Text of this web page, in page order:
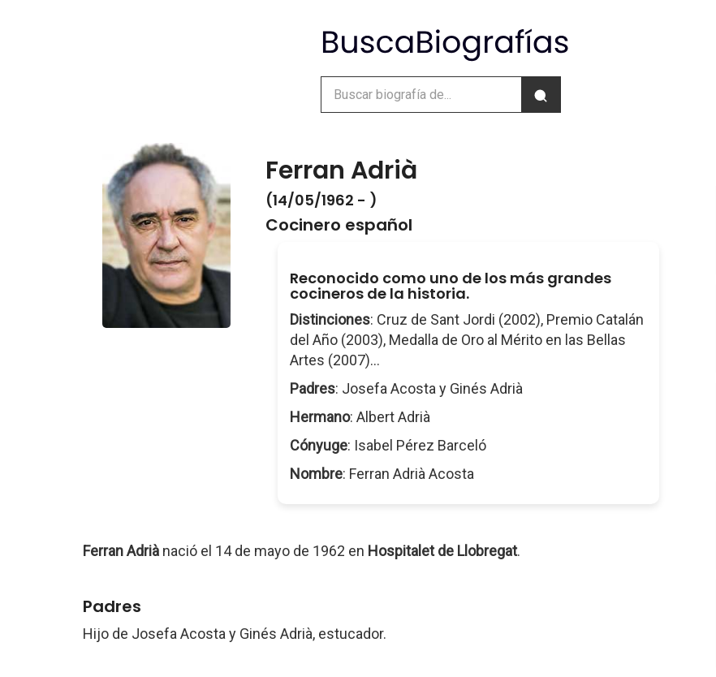
Ferran Adrià
(14/05/1962 - )
Cocinero español
Reconocido como uno de los más grandes
cocineros de la historia.
Distinciones: Cruz de Sant Jordi (2002), Premio Catalán
del Año (2003), Medalla de Oro al Mérito en las Bellas
Artes (2007)...
Padres: Josefa Acosta y Ginés Adrià
Hermano: Albert Adrià
Cónyuge: Isabel Pérez Barceló
Nombre: Ferran Adrià Acosta
Ferran Adrià nació el 14 de mayo de 1962 en Hospitalet de Llobregat.
Padres
Hijo de Josefa Acosta y Ginés Adrià, estucador.